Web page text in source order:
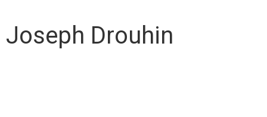
Joseph Drouhin